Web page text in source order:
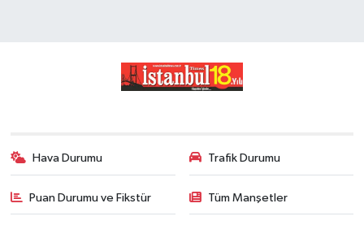
Hava Durumu Trafik Durumu
Puan Durumu ve Fikstür Tüm Manşetler